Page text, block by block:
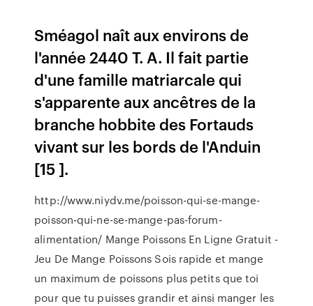
Sméagol naît aux environs de
l'année 2440 T. A. Il fait partie
d'une famille matriarcale qui
s'apparente aux ancêtres de la
branche hobbite des Fortauds
vivant sur les bords de l'Anduin
[15 ].
http://www.niydv.me/poisson-qui-se-mange-
poisson-qui-ne-se-mange-pas-forum-
alimentation/ Mange Poissons En Ligne Gratuit -
Jeu De Mange Poissons Sois rapide et mange
un maximum de poissons plus petits que toi
pour que tu puisses grandir et ainsi manger les